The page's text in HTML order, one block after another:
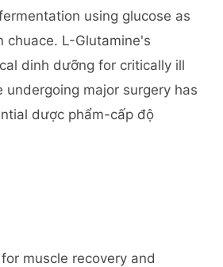
using glucose as
chuace. L-Glutamine's
dinh dưỡng for critically ill
undergoing major surgery has
dược phẩm-cấp độ
muscle recovery and